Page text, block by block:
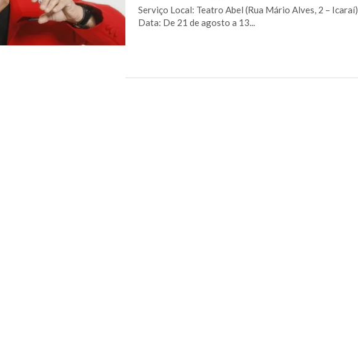
Serviço Local: Teatro Abel (Rua Mário Alves, 2 – Icaraí)
Data: De 21 de agosto a 13...